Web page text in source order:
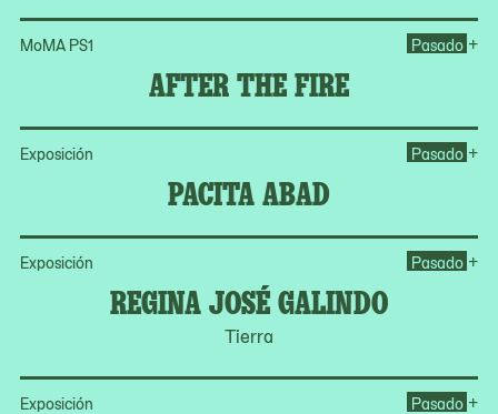
MoMA PS1
AFTER THE FIRE
Pasado +
Exposición
PACITA ABAD
Pasado +
Exposición
REGINA JOSÉ GALINDO
Tierra
Pasado +
Exposición Pasado +